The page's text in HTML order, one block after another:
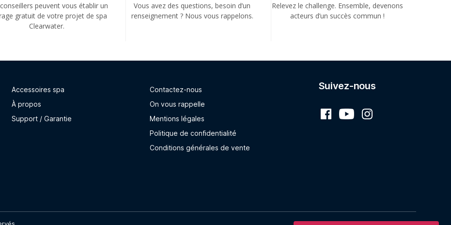
peuvent vous établir un
gratuit de votre projet de spa
Clearwater.
Vous avez des questions, besoin d’un
renseignement ? Nous vous rappelons.
Relevez le challenge. Ensemble, devenons
acteurs d’un succès commun !
Accessoires spa
À propos
Support / Garantie
Contactez-nous
On vous rappelle
Mentions légales
Politique de confidentialité
Conditions générales de vente
Suivez-nous
Vers le haut↑